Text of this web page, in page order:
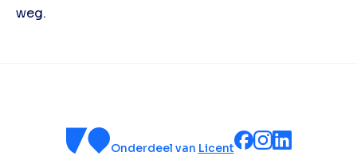
weg.
Onderdeel van Licent